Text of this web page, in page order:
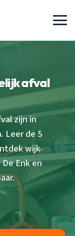
afval
zijn in
Leer de 5
wijk-
Enk en